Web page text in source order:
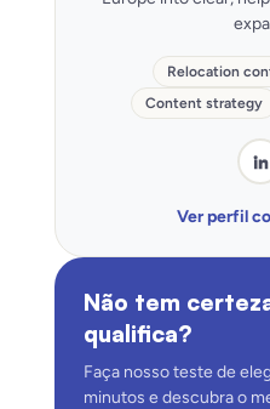
Relocation
Content strategy
Ver perfil
Não tem
qualifica?
Faça nosso teste de
minutos e descubra o